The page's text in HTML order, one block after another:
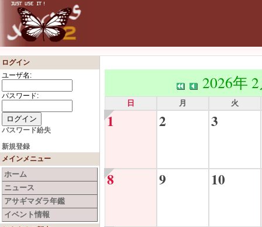
ログイン
ユーザ名:
パスワード:
パスワード紛失
新規登録
メインメニュー
ホーム
ニュース
アサギマダラ年鑑
イベント情報
2026年
日 月 火
1 2 3
8 9 10